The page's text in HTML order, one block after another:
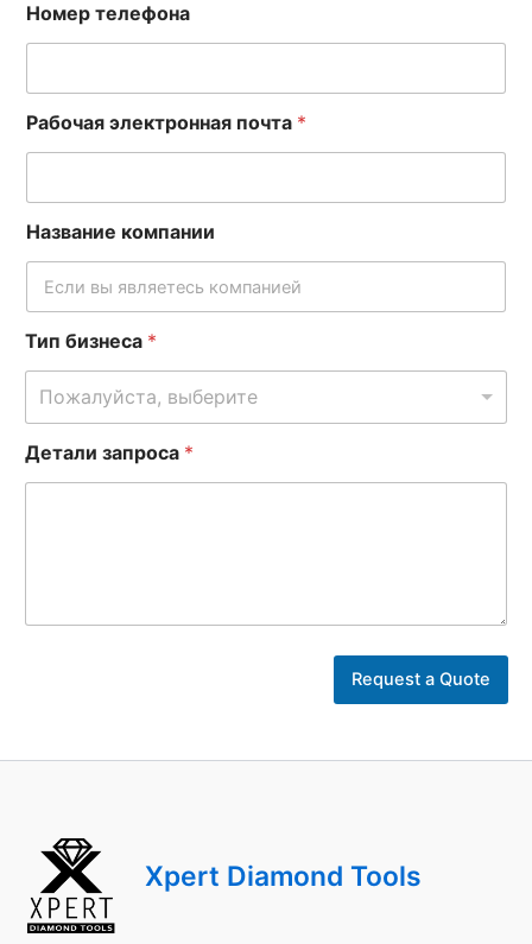
Номер телефона
Рабочая электронная почта *
Название компании
Тип бизнеса *
Пожалуйста, выберите
Детали запроса *
Н
и
е
Request a Quote
Xpert Diamond Tools